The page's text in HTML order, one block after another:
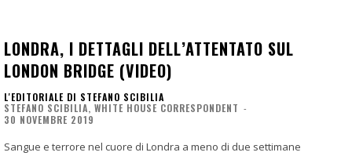
LONDRA, I DETTAGLI DELL’ATTENTATO SUL
LONDON BRIDGE (VIDEO)
L'EDITORIALE DI STEFANO SCIBILIA
STEFANO SCIBILIA, WHITE HOUSE CORRESPONDENT -
30 NOVEMBRE 2019
Sangue e terrore nel cuore di Londra a meno di due settimane